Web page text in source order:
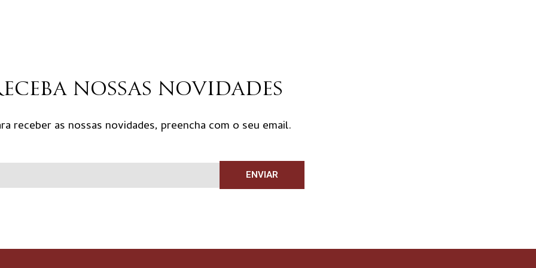
nossas novidades
receber as nossas novidades, preencha com o seu email.
ENVIAR